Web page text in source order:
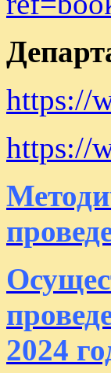
https://
https://
2024